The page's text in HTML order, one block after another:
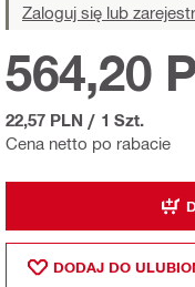
Zaloguj się lub
Cena netto po rabacie
564,20
22,57 PLN / 1 Szt.
DODAJ DO